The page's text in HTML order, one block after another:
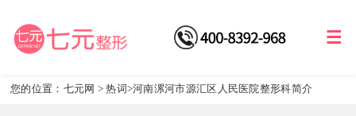
您的位置： 七元网 >热词 >河南漯河市源汇区人民医院整形科简介